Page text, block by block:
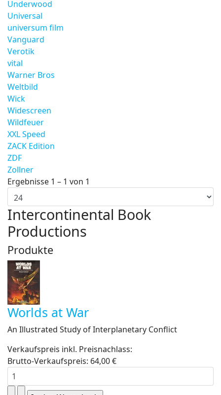
Underwood
Universal
universum film
Vanguard
Verotik
vital
Warner Bros
Weltbild
Wick
Widescreen
Wildfeuer
XXL Speed
ZACK Edition
ZDF
Zollner
Ergebnisse 1 – 1 von 1
Intercontinental Book
Productions
Produkte
Worlds at War
An Illustrated Study of Interplanetary Conflict
Verkaufspreis inkl. Preisnachlass:
Brutto-Verkaufspreis: 64,00 €